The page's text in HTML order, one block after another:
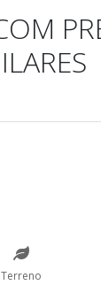
Terreno